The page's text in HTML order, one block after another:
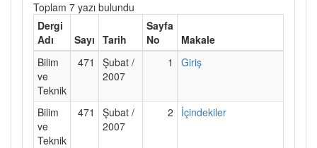
Toplam 7 yazı bulundu
Dergi
Adı
Sayı Tarih
Sayfa
No
Makale
Bilim
ve
Teknik
471
Şubat /
2007
1 Giriş
Bilim
ve
Teknik
471
Şubat /
2007
2 İçindekiler